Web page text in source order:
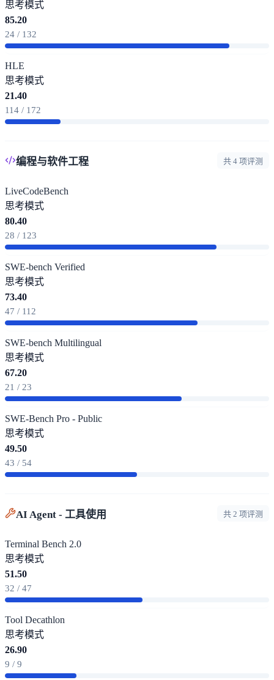
思考模式
85.20
24 / 132
HLE
思考模式
21.40
114 / 172
编程与软件工程 共 4 项评测
LiveCodeBench
思考模式
80.40
28 / 123
SWE-bench Verified
思考模式
73.40
47 / 112
SWE-bench Multilingual
思考模式
67.20
21 / 23
SWE-Bench Pro - Public
思考模式
49.50
43 / 54
AI Agent - 工具使用 共 2 项评测
Terminal Bench 2.0
思考模式
51.50
32 / 47
Tool Decathlon
思考模式
26.90
9 / 9